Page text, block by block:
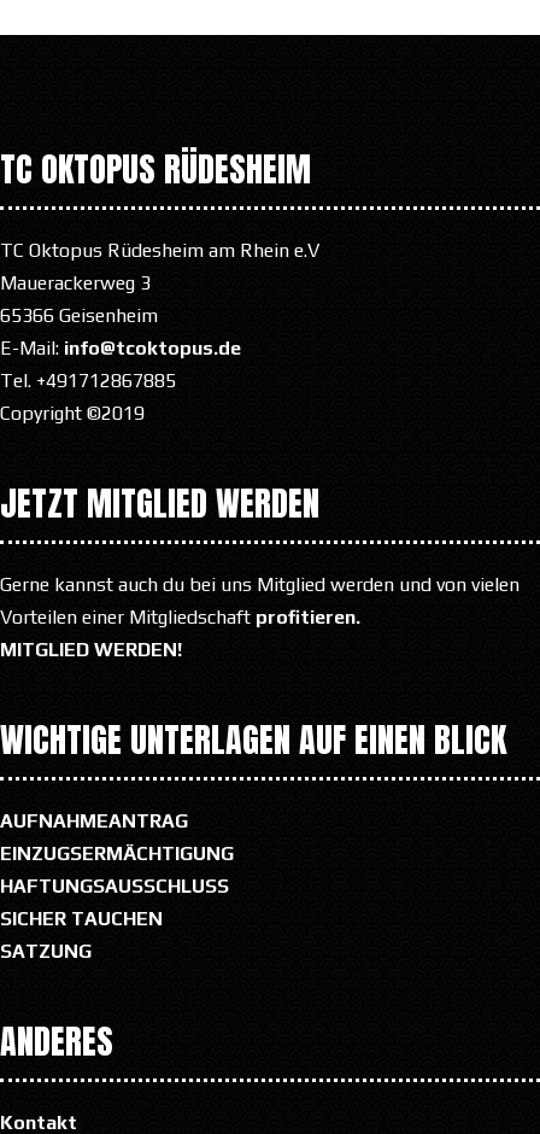
TC OKTOPUS RÜDESHEIM
TC Oktopus Rüdesheim am Rhein e.V
Mauerackerweg 3
65366 Geisenheim
E-Mail: info@tcoktopus.de
Tel. +491712867885
Copyright ©2019
JETZT MITGLIED WERDEN
Gerne kannst auch du bei uns Mitglied werden und von vielen
Vorteilen einer Mitgliedschaft profitieren.
MITGLIED WERDEN!
WICHTIGE UNTERLAGEN AUF EINEN BLICK
AUFNAHMEANTRAG
EINZUGSERMÄCHTIGUNG
HAFTUNGSAUSSCHLUSS
SICHER TAUCHEN
SATZUNG
ANDERES
Kontakt